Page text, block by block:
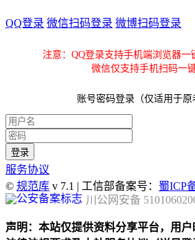
QQ登录 微信扫码登录 微博扫码登录
注意：QQ登录支持手机端浏览器一
微信仅支持手机扫码一
账号密码登录（仅适用于原
服务协议
© 规范库 v 7.1 | 工信部备案号： 蜀ICP
川公网安备
声明：本站仅提供资料分享平台，用